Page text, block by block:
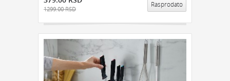
1299.00 RSD
Rasprodato